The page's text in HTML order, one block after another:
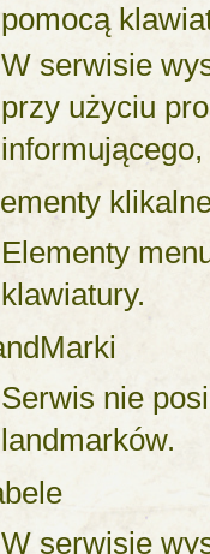
pomocą
W serwisie
przy użyciu
Elementy
klawiatury.
Serwis nie
landmarków.
W serwisie